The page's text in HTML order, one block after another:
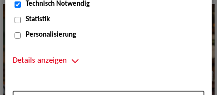
Technisch Notwendig
Statistik
Personalisierung
Details anzeigen